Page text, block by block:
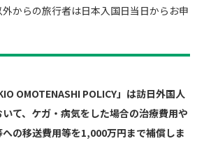
外からの旅行者は日本入国日当日からお申
OMOTENASHI POLICY」は訪日外国人
て、ケガ・病気をした場合の治療費用や
の移送費用等を1,000万円まで補償しま